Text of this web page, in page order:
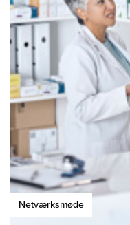
Netværksmøde